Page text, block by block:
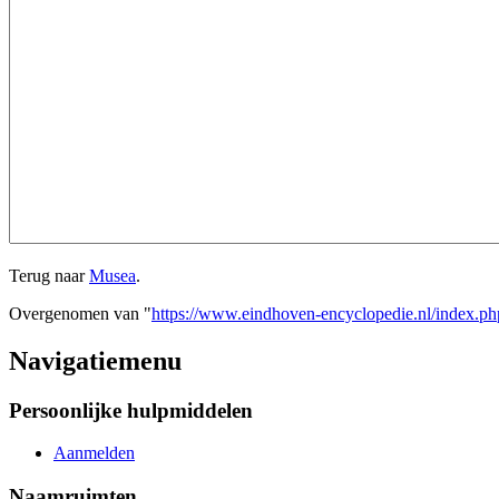
Terug naarMusea.
Overgenomen van "https://www.eindhoven-encyclopedie.nl/
Navigatiemenu
Persoonlijke hulpmiddelen
Aanmelden